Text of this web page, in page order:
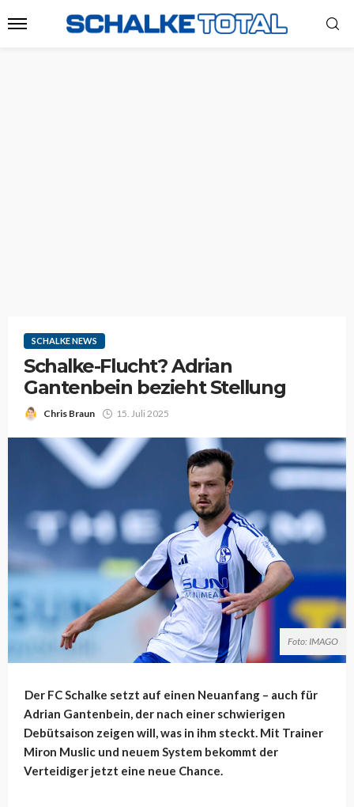
SCHALKE NEWS
Schalke-Flucht? Adrian
Gantenbein bezieht Stellung
Chris Braun 15. Juli 2025
Foto: IMAGO
Der FC Schalke setzt auf einen Neuanfang – auch für
Adrian Gantenbein, der nach einer schwierigen
Debütsaison zeigen will, was in ihm steckt. Mit Trainer
Miron Muslic und neuem System bekommt der
Verteidiger jetzt eine neue Chance.